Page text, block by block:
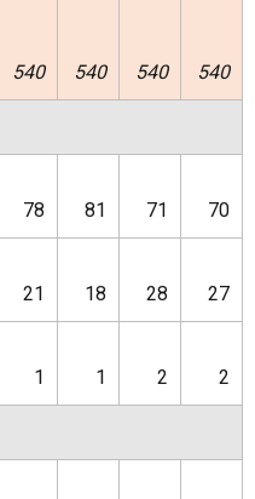
540 540 540 540
78 81 71 70
21 18 28 27
1 1 2 2